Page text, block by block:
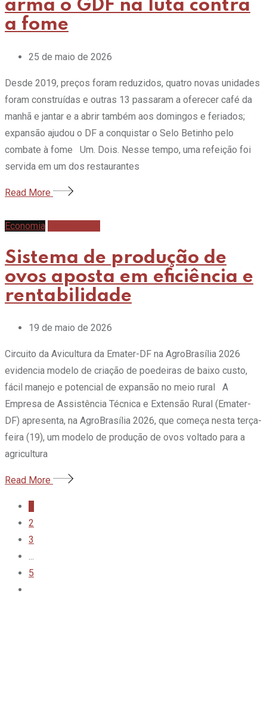
arma o GDF na luta contra
a fome
25 de maio de 2026
Desde 2019, preços foram reduzidos, quatro novas unidades
foram construídas e outras 13 passaram a oferecer café da
manhã e jantar e a abrir também aos domingos e feriados;
expansão ajudou o DF a conquistar o Selo Betinho pelo
combate à fome Um. Dois. Nesse tempo, uma refeição foi
servida em um dos restaurantes
Read More
Economia
Sistema de produção de
ovos aposta em eficiência e
rentabilidade
19 de maio de 2026
Circuito da Avicultura da Emater-DF na AgroBrasília 2026
evidencia modelo de criação de poedeiras de baixo custo,
fácil manejo e potencial de expansão no meio rural A
Empresa de Assistência Técnica e Extensão Rural (Emater-
DF) apresenta, na AgroBrasília 2026, que começa nesta terça-
feira (19), um modelo de produção de ovos voltado para a
agricultura
Read More
2
3
...
5